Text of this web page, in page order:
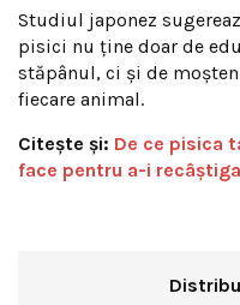
Studiul japonez
pisici nu ține doar de
stăpânul, ci și de
fiecare animal.
Citește și: De ce pisica
face pentru a-i